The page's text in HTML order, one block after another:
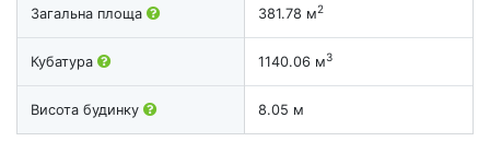
Загальна площа 381.78 м2
Кубатура 1140.06 м3
Висота будинку 8.05 м